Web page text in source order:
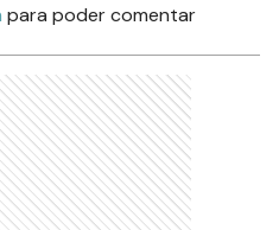
para poder comentar